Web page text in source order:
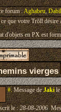
forum :Aghabeu,
que votre Trõll désire
d'objets en PX est
vierges
#.Message deJakile
le :28-08-2006